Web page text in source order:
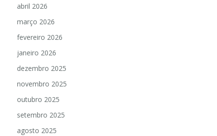
abril 2026
março 2026
fevereiro 2026
janeiro 2026
dezembro 2025
novembro 2025
outubro 2025
setembro 2025
agosto 2025